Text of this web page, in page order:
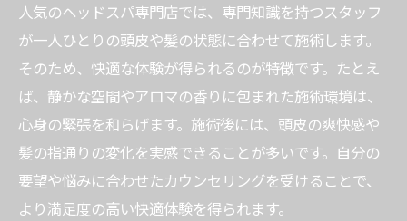
術
快適なヘッドスパ体験を叶えるための注目
ポイント
失敗しないヘッドスパの選び方と注意すべ
快適なヘッドスパ体験を求める人の選択基
準
人気のヘッドスパ専門店では、専門知識を持つスタッフ
が一人ひとりの頭皮や髪の状態に合わせて施術します。
そのため、快適な体験が得られるのが特徴です。たとえ
ば、静かな空間やアロマの香りに包まれた施術環境は、
心身の緊張を和らげます。施術後には、頭皮の爽快感や
髪の指通りの変化を実感できることが多いです。自分の
要望や悩みに合わせたカウンセリングを受けることで、
より満足度の高い快適体験を得られます。